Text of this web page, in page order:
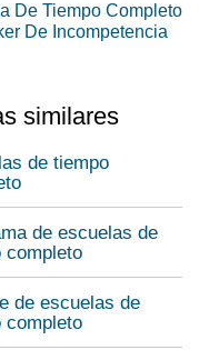
De Tiempo Completo
De Incompetencia
similares
de tiempo
de escuelas de
completo
de escuelas de
completo